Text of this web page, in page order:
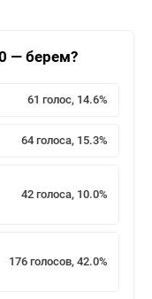
— берем?
61 голос, 14.6%
64 голоса, 15.3%
42 голоса, 10.0%
176 голосов, 42.0%